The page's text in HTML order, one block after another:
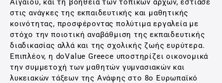
Αιγαίου, και τη βοήθεια των τοπικών αρχών, εστίασε
στις ανάγκες της εκπαιδευτικής και μαθητικής
κοινότητας, προσφέροντας πολύτιμα εργαλεία με
στόχο την ποιοτική αναβάθμιση της εκπαιδευτικής
διαδικασίας αλλά και της σχολικής ζωής ευρύτερα.
Επιπλέον, η doValue Greece υποστηρίζει οικονομικά
την συμμετοχή των μαθητών γυμνασιακών και
λυκειακών τάξεων της Ανάφης στο 8ο Ευρωπαϊκό